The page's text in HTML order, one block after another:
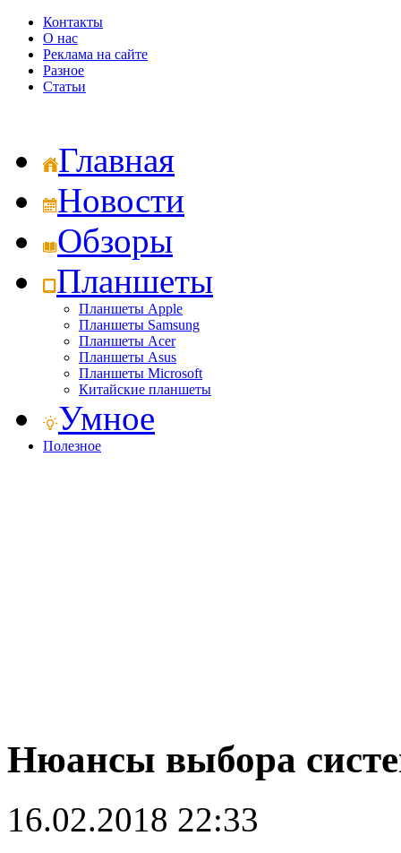
Контакты
О нас
Реклама на сайте
Разное
Статьи
Главная
Новости
Обзоры
Планшеты
Планшеты Apple
Планшеты Samsung
Планшеты Acer
Планшеты Asus
Планшеты Microsoft
Китайские планшеты
Умное
Полезное
Нюансы выбора
16.02.2018 22:33